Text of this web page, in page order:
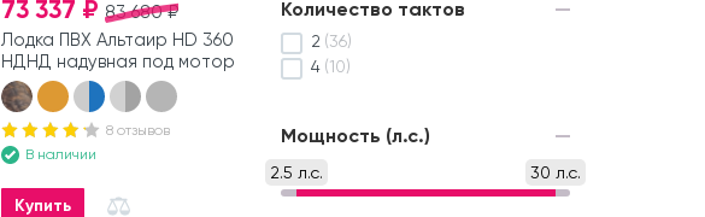
83 680 ₽
73 337 ₽
Лодка ПВХ Альтаир HD 360
НДНД надувная под мотор
8 отзывов
В наличии
Купить
Количество тактов
2 (36)
4 (10)
Мощность (л.с.)
2.5 л.с. 30 л.с.